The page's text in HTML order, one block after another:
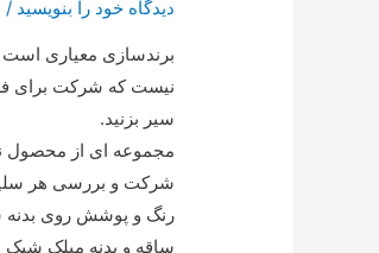
دیدگاه‌ خود را بنویسید /
برندسازی معیاری است
نیست که شرکت برای
سیر بزنید.
مجموعه ای از محصول
شرکت و بررسی هر
رنگ و پوشش روی بدنه
ساقه و بدنه میلک شیک